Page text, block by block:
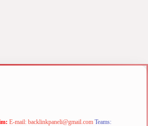
E-mail: backlinkpaneli@gmail.com Teams: